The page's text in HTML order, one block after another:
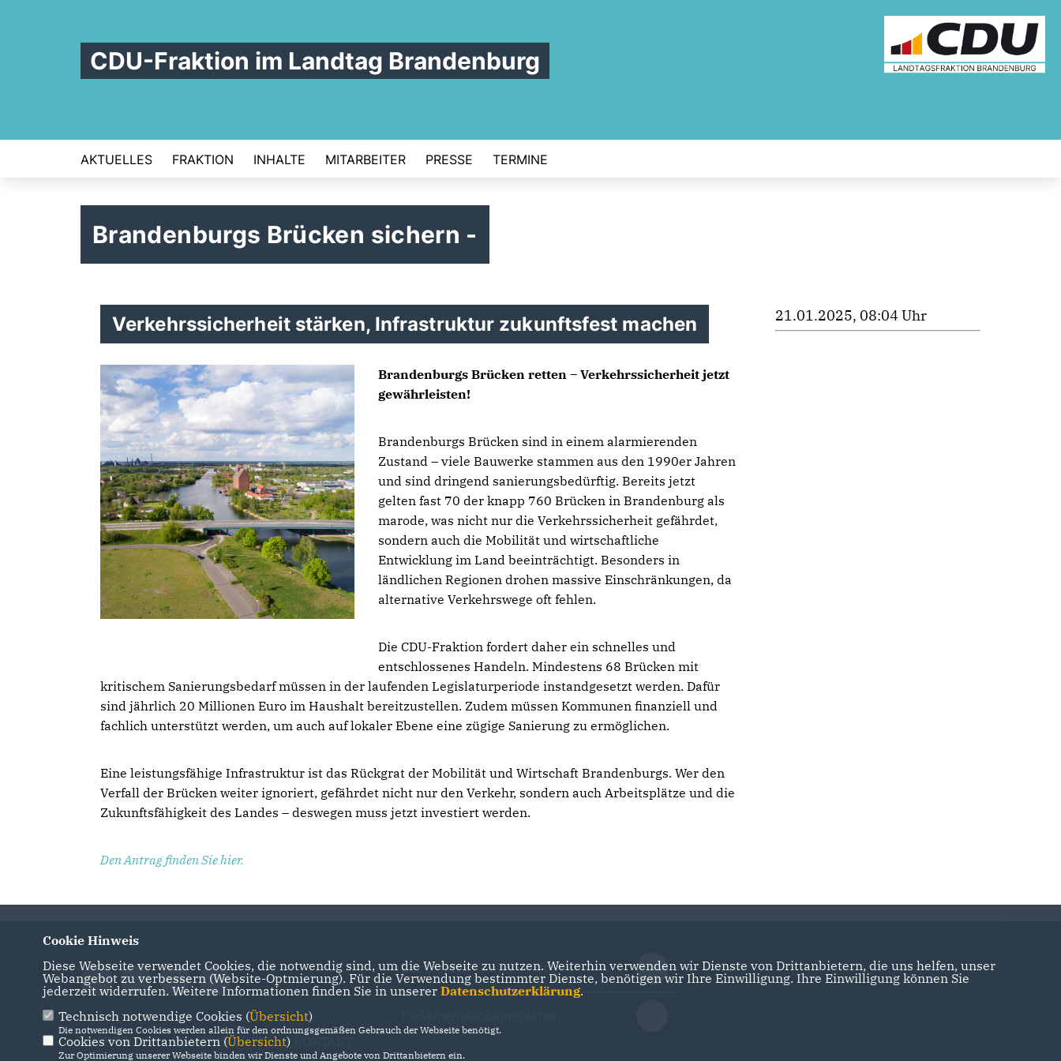
CDU-Fraktion im Landtag Brandenburg
AKTUELLES FRAKTION INHALTE MITARBEITER PRESSE TERMINE
Brandenburgs Brücken sichern -
Verkehrssicherheit stärken, Infrastruktur zukunftsfest machen
Brandenburgs Brücken retten – Verkehrssicherheit jetzt
gewährleisten!
Brandenburgs Brücken sind in einem alarmierenden
Zustand – viele Bauwerke stammen aus den 1990er Jahren
und sind dringend sanierungsbedürftig. Bereits jetzt
gelten fast 70 der knapp 760 Brücken in Brandenburg als
marode, was nicht nur die Verkehrssicherheit gefährdet,
sondern auch die Mobilität und wirtschaftliche
Entwicklung im Land beeinträchtigt. Besonders in
ländlichen Regionen drohen massive Einschränkungen, da
alternative Verkehrswege oft fehlen.
Die CDU-Fraktion fordert daher ein schnelles und
entschlossenes Handeln. Mindestens 68 Brücken mit
kritischem Sanierungsbedarf müssen in der laufenden Legislaturperiode instandgesetzt werden. Dafür
sind jährlich 20 Millionen Euro im Haushalt bereitzustellen. Zudem müssen Kommunen finanziell und
fachlich unterstützt werden, um auch auf lokaler Ebene eine zügige Sanierung zu ermöglichen.
Eine leistungsfähige Infrastruktur ist das Rückgrat der Mobilität und Wirtschaft Brandenburgs. Wer den
Verfall der Brücken weiter ignoriert, gefährdet nicht nur den Verkehr, sondern auch Arbeitsplätze und die
Zukunftsfähigkeit des Landes – deswegen muss jetzt investiert werden.
Den Antrag finden Sie hier.
21.01.2025, 08:04 Uhr
IMPRESSUM DATENSCHUTZ
Der Landtag Brandenburg
Cookie Hinweis
Diese Webseite verwendet Cookies, die notwendig sind, um die Webseite zu nutzen. Weiterhin verwenden wir Dienste von Drittanbietern, die uns helfen, unser
Webangebot zu verbessern (Website-Optmierung). Für die Verwendung bestimmter Dienste, benötigen wir Ihre Einwilligung. Ihre Einwilligung können Sie
jederzeit widerrufen. Weitere Informationen finden Sie in unserer Datenschutzerklärung.
Technisch notwendige Cookies (Übersicht)
Die notwendigen Cookies werden allein für den ordnungsgemäßen Gebrauch der Webseite benötigt.
Cookies von Drittanbietern (Übersicht)
Zur Optimierung unserer Webseite binden wir Dienste und Angebote von Drittanbietern ein.